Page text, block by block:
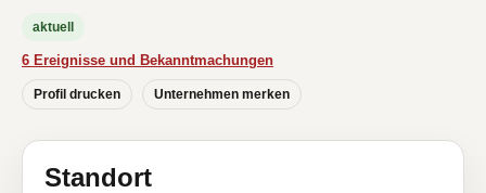
aktuell
6 Ereignisse und Bekanntmachungen
Profil drucken Unternehmen merken
Standort